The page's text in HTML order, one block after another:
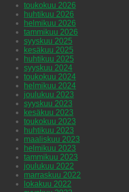
toukokuu 2026
huhtikuu 2026
helmikuu 2026
tammikuu 2026
syyskuu 2025
kesäkuu 2025
huhtikuu 2025
syyskuu 2024
toukokuu 2024
helmikuu 2024
joulukuu 2023
syyskuu 2023
kesäkuu 2023
toukokuu 2023
huhtikuu 2023
maaliskuu 2023
helmikuu 2023
tammikuu 2023
joulukuu 2022
marraskuu 2022
lokakuu 2022